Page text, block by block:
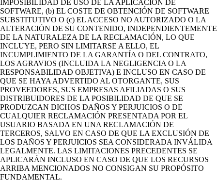
IMPOSIBILIDAD DE USO DE LA APLICACIÓN DE
SOFTWARE, (b) EL COSTE DE OBTENCIÓN DE SOFTWARE
SUBSTITUTIVO O (c) EL ACCESO NO AUTORIZADO O LA
ALTERACIÓN DE SU CONTENIDO, INDEPENDIENTEMENTE
DE LA NATURALEZA DE LA RECLAMACIÓN, LO QUE
INCLUYE, PERO SIN LIMITARSE A ELLO, EL
INCUMPLIMIENTO DE LA GARANTÍA O DEL CONTRATO,
LOS AGRAVIOS (INCLUIDA LA NEGLIGENCIA O LA
RESPONSABILIDAD OBJETIVA) E INCLUSO EN CASO DE
QUE SE HAYA ADVERTIDO AL OTORGANTE, SUS
PROVEEDORES, SUS EMPRESAS AFILIADAS O SUS
DISTRIBUIDORES DE LA POSIBILIDAD DE QUE SE
PRODUZCAN DICHOS DAÑOS Y PERJUICIOS O DE
CUALQUIER RECLAMACIÓN PRESENTADA POR EL
USUARIO BASADA EN UNA RECLAMACIÓN DE
TERCEROS, SALVO EN CASO DE QUE LA EXCLUSIÓN DE
LOS DAÑOS Y PERJUICIOS SEA CONSIDERADA INVÁLIDA
LEGALMENTE. LAS LIMITACIONES PRECEDENTES SE
APLICARÁN INCLUSO EN CASO DE QUE LOS RECURSOS
ARRIBA MENCIONADOS NO CONSIGAN SU PROPÓSITO
FUNDAMENTAL.